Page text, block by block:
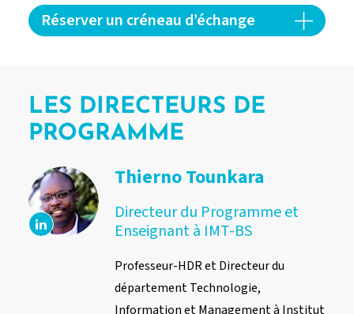
Réserver un créneau d’échange
LES DIRECTEURS DE
PROGRAMME
Thierno Tounkara
Directeur du Programme et
Enseignant à IMT-BS
Professeur-HDR et Directeur du
département Technologie,
Information et Management à Institut